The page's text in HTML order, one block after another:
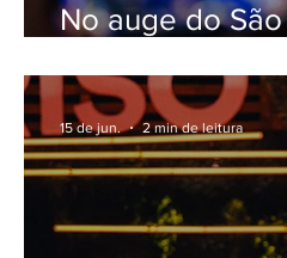
No auge do
de hit do forró
15 de jun. 2 min de leitura